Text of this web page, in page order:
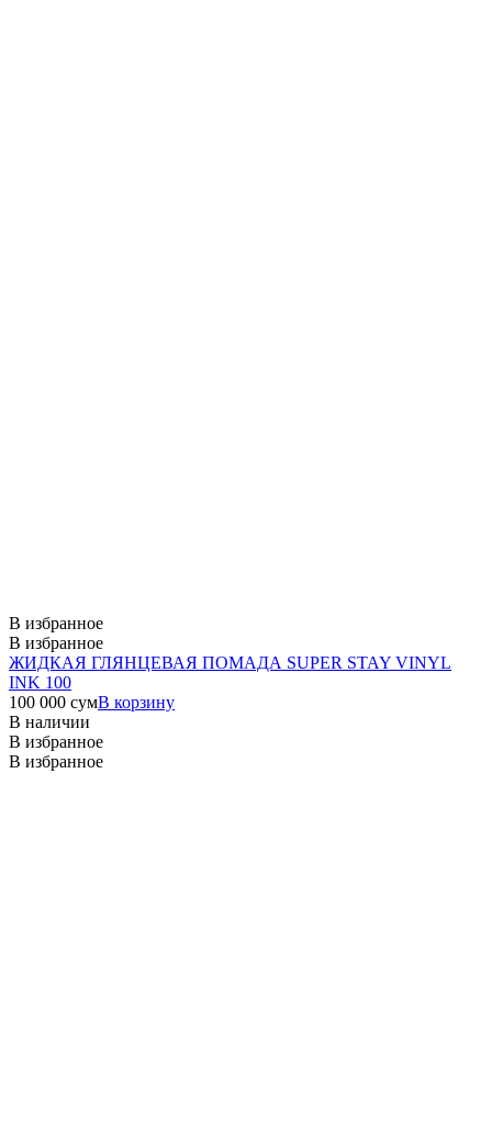
В избранное
В избранное
ЖИДКАЯ ГЛЯНЦЕВАЯ ПОМАДА SUPER STAY VINYL
INK 100
100 000 сумВ корзину
В наличии
В избранное
В избранное